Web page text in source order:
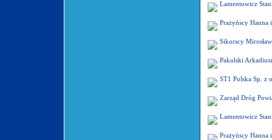
Lamentowicz
Prażyńscy Hanna
Sikorscy
Pakulski
ST1 Polska Sp. z
Zarząd Dróg
Lamentowicz
Prażyńscy Hanna